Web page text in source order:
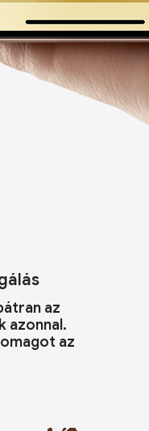
az
azonnal.
az